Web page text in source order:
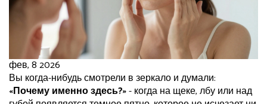
фев, 8 2026
Вы когда-нибудь смотрели в зеркало и думали:
«Почему именно здесь?»- когда на щеке, лбу или над